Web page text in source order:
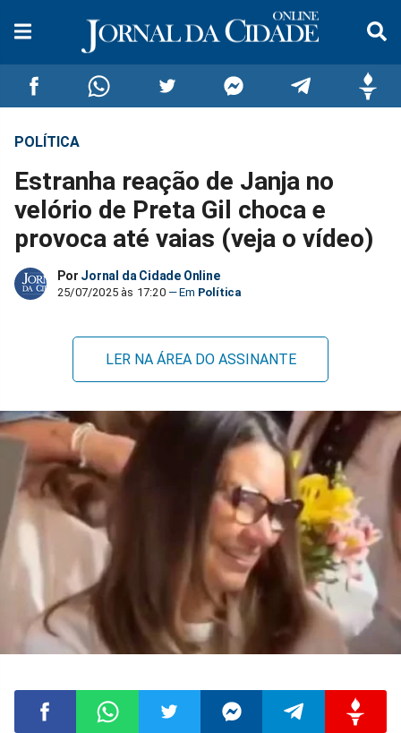
Compartilhar
no
Facebook
Compartilhar
no
Whatsapp
no
Twitter
no
Messenger
no
TelegramGettr
POLÍTICA
Estranha reação de Janja no
velório de Preta Gil choca e
provoca até vaias (veja o vídeo)
Por Jornal da Cidade Online
25/07/2025 às 17:20 Política
LER NA ÁREA DO ASSINANTE